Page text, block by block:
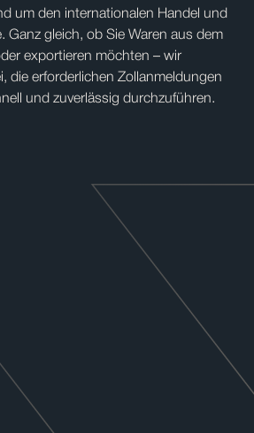
um den internationalen Handel und
Ganz gleich, ob Sie Waren aus dem
exportieren möchten – wir
die erforderlichen Zollanmeldungen
und zuverlässig durchzuführen.